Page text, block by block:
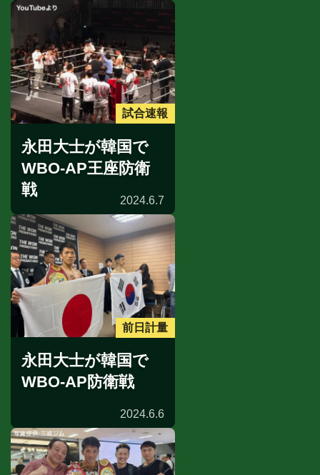
試合速報
永田大士が韓国で
WBO-AP王座防衛
戦
2024.6.7
前日計量
永田大士が韓国で
WBO-AP防衛戦
2024.6.6